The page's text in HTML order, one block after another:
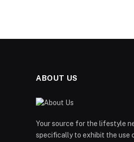
ABOUT US
Your source for the lifestyle
specifically to exhibit the use